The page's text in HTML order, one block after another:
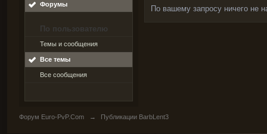
Форумы
По пользователю
Темы и сообщения
Все темы
Все сообщения
По вашему запросу ничего не
Форум Euro-PvP.Com → Публикации BarbLent3